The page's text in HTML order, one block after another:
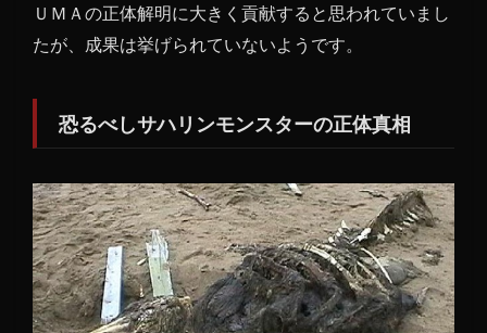
ＵＭＡの正体解明に大きく貢献すると思われていまし
たが、成果は挙げられていないようです。
恐るべしサハリンモンスターの正体真相